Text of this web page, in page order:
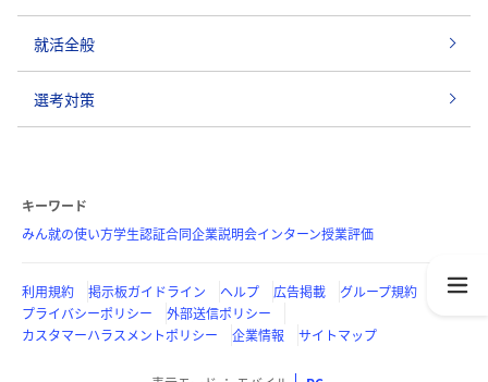
就活全般
選考対策
キーワード
みん就の使い方学生認証合同企業説明会インターン授業評価
利用規約 掲示板ガイドライン ヘルプ 広告掲載
グループ規約
プライバシーポリシー
外部送信ポリシー
カスタマーハラスメントポリシー
企業情報 サイトマップ